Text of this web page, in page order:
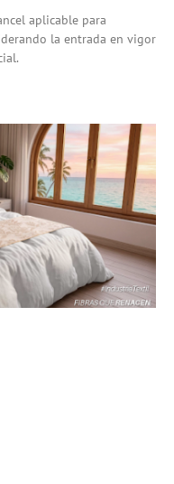
aplicable para
la entrada en vigor